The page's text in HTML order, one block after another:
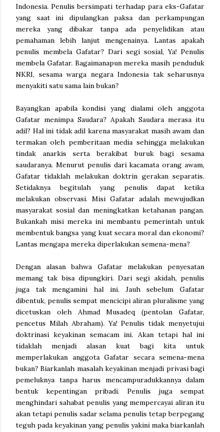
Indonesia. Penulis bersimpati terhadap para eks-Gafatar
yang saat ini dipulangkan paksa dan perkampungan
mereka yang dibakar tanpa ada penyelidikan atau
pemahaman lebih lanjut mengenainya. Lantas apakah
penulis membela Gafatar? Dari segi sosial, Ya! Penulis
membela Gafatar. Bagaimanapun mereka masih penduduk
NKRI, sesama warga negara Indonesia tak seharusnya
menyakiti satu sama lain bukan?
Bayangkan apabila kondisi yang dialami oleh anggota
Gafatar menimpa Saudara? Apakah Saudara merasa itu
adil? Hal ini tidak adil karena masyarakat masih awam dan
termakan oleh pemberitaan media sehingga melakukan
tindak anarkis serta berakibat buruk bagi sesama
saudaranya. Menurut penulis dari kacamata orang awam,
Gafatar tidaklah melakukan doktrin gerakan separatis.
Setidaknya begitulah yang penulis dapat ketika
melakukan observasi. Misi Gafatar adalah mewujudkan
masyarakat sosial dan meningkatkan ketahanan pangan.
Bukankah misi mereka ini membantu pemerintah untuk
membentuk bangsa yang kuat secara moral dan ekonomi?
Lantas mengapa mereka diperlakukan semena-mena?
Dengan alasan bahwa Gafatar melakukan penyesatan
memang tak bisa dipungkiri. Dari segi akidah, penulis
juga tak mengamini hal ini. Jauh sebelum Gafatar
dibentuk, penulis sempat mencicipi aliran pluralisme yang
dicetuskan oleh Ahmad Musadeq (pentolan Gafatar,
pencetus Milah Abraham). Ya! Penulis tidak menyetujui
doktrinasi keyakinan semacam ini. Akan tetapi hal ini
tidaklah menjadi alasan kuat bagi kita untuk
memperlakukan anggota Gafatar secara semena-mena
bukan? Biarkanlah masalah keyakinan menjadi privasi bagi
pemeluknya tanpa harus mencampuradukkannya dalam
bentuk kepentingan pribadi. Penulis juga sempat
menghindari sahabat penulis yang mempercayai aliran itu
akan tetapi penulis sadar selama penulis tetap berpegang
teguh pada keyakinan yang penulis yakini maka biarkanlah